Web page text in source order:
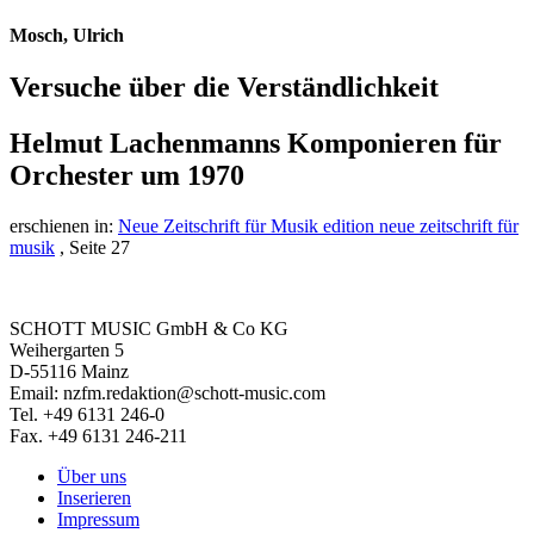
Mosch, Ulrich
Versuche über die Verständlichkeit
Helmut Lachenmanns Komponieren für
Orchester um 1970
erschienen in: Neue Zeitschrift für Musik edition neue zeitschrift für
musik , Seite 27
SCHOTT MUSIC GmbH & Co KG
Weihergarten 5
D-55116 Mainz
Email: nzfm.redaktion@schott-music.com
Tel. +49 6131 246-0
Fax. +49 6131 246-211
Über uns
Inserieren
Impressum